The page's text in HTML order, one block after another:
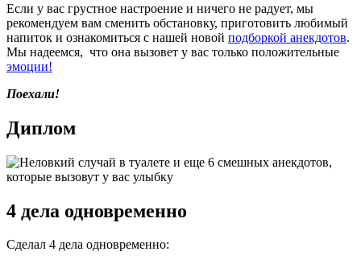
Если у вас грустное настроение и ничего не радует, мы
рекомендуем вам сменить обстановку, приготовить любимый
напиток и ознакомиться с нашей новой подборкой анекдотов.
Мы надеемся, что она вызовет у вас только положительные
эмоции!
Поехали!
Диплом
4 дела одновременно
Сделал 4 дела одновременно: